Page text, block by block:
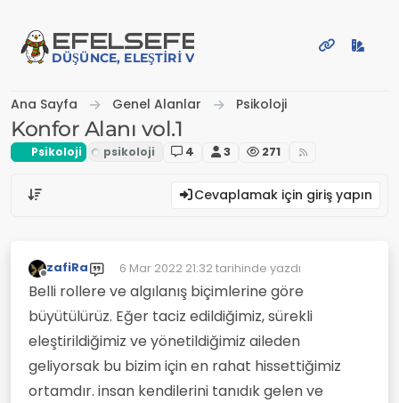
EFELSEFE
DÜŞÜNCE, ELEŞTIRI VE PAYLAŞIM PLATFORMU
Ana Sayfa Genel Alanlar Psikoloji
Konfor Alanı vol.1
Psikoloji 4 3 271
Cevaplamak için giriş yapın
Çevrimdışı
zafiRa 6 Mar 2022 21:32tarihinde yazdı
Son düzenleyen:
Belli rollere ve algılanış biçimlerine göre
büyütülürüz. Eğer taciz edildiğimiz, sürekli
eleştirildiğimiz ve yönetildiğimiz aileden
geliyorsak bu bizim için en rahat hissettiğimiz
ortamdır. insan kendilerini tanıdık gelen ve